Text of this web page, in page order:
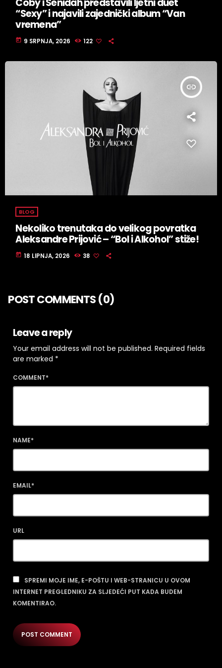
Coby i Senidah predstavili ljetni duet
“Sexy” i najavili zajednički album “Van
vremena”
today 9 SRPNJA, 2026 122
insert_link
BLOG
Nekoliko trenutaka do velikog povratka
Aleksandre Prijović – “Bol i Alkohol” stiže!
today 18 LIPNJA, 2026 38
POST COMMENTS (0)
Leave a reply
Your email address will not be published. Required fields
are marked *
COMMENT*
NAME*
EMAIL*
URL
SPREMI MOJE IME, E-POŠTU I WEB-STRANICU U OVOM
INTERNET PREGLEDNIKU ZA SLJEDEĆI PUT KADA BUDEM
KOMENTIRAO.